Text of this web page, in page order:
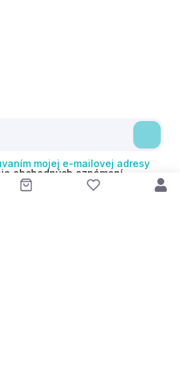
mojej e-mailovej adresy
obchodných oznámení
s čl. 6 ods. 1 písm. a)
súhlas môžem kedykoľvek